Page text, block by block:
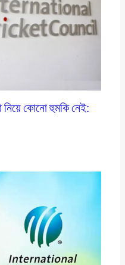
নিয়ে কোনো হুমকি নেই: